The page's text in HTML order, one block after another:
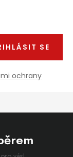
ochrany
SE